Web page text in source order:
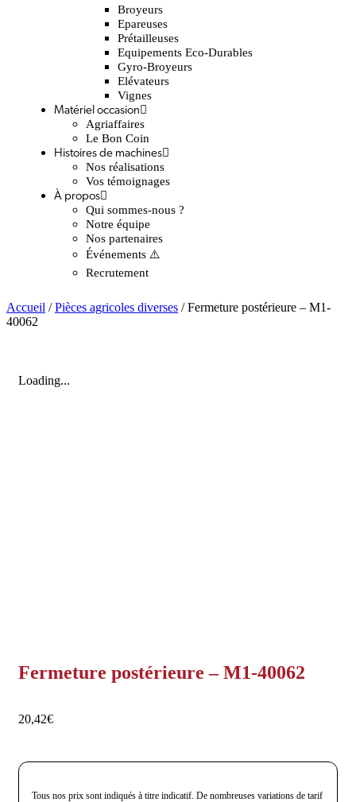
Broyeurs
Epareuses
Prétailleuses
Equipements Eco-Durables
Gyro-Broyeurs
Elévateurs
Vignes
Matériel occasion
Agriaffaires
Le Bon Coin
Histoires de machines
Nos réalisations
Vos témoignages
À propos
Qui sommes-nous ?
Notre équipe
Nos partenaires
Événements ⚠️
Recrutement
Accueil /Pièces agricoles diverses / Fermeture postérieure – M1-
40062
Loading...
Fermeture postérieure – M1-40062
20,42€
Tous nos prix sont indiqués à titre indicatif. De nombreuses variations de tarif